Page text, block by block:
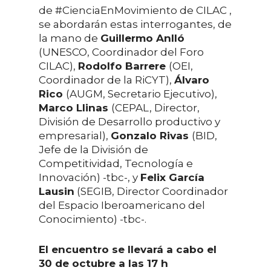
de #CienciaEnMovimiento de CILAC ,
se abordarán estas interrogantes, de
la mano de Guillermo Anlló
(UNESCO, Coordinador del Foro
CILAC), Rodolfo Barrere (OEI,
Coordinador de la RiCYT), Álvaro
Rico (AUGM, Secretario Ejecutivo),
Marco Llinas (CEPAL, Director,
División de Desarrollo productivo y
empresarial), Gonzalo Rivas (BID,
Jefe de la División de
Competitividad, Tecnología e
Innovación) -tbc-, y Felix García
Lausin (SEGIB, Director Coordinador
del Espacio Iberoamericano del
Conocimiento) -tbc-.
El encuentro se llevará a cabo el
30 de octubre a las 17 h